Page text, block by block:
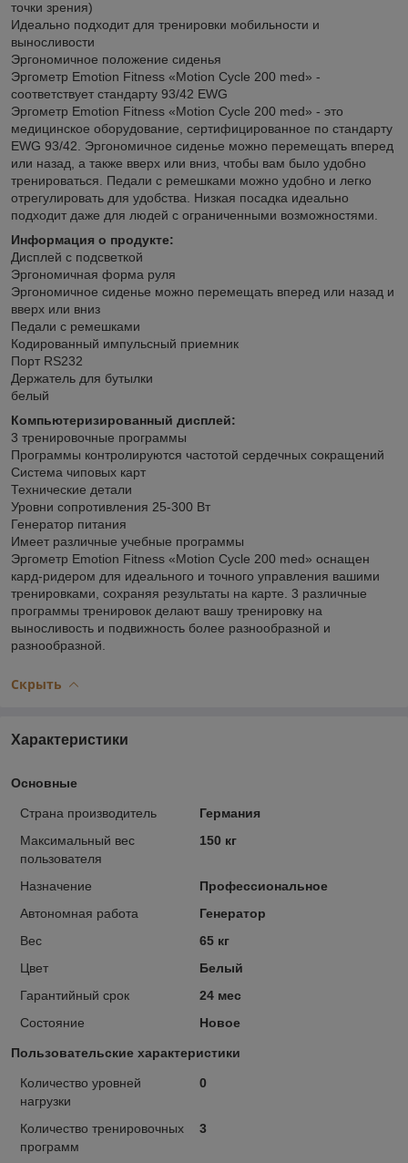
точки зрения)
Идеально подходит для тренировки мобильности и
выносливости
Эргономичное положение сиденья
Эргометр Emotion Fitness «Motion Cycle 200 med» -
соответствует стандарту 93/42 EWG
Эргометр Emotion Fitness «Motion Cycle 200 med» - это
медицинское оборудование, сертифицированное по стандарту
EWG 93/42. Эргономичное сиденье можно перемещать вперед
или назад, а также вверх или вниз, чтобы вам было удобно
тренироваться. Педали с ремешками можно удобно и легко
отрегулировать для удобства. Низкая посадка идеально
подходит даже для людей с ограниченными возможностями.
Информация о продукте:
Дисплей с подсветкой
Эргономичная форма руля
Эргономичное сиденье можно перемещать вперед или назад и
вверх или вниз
Педали с ремешками
Кодированный импульсный приемник
Порт RS232
Держатель для бутылки
белый
Компьютеризированный дисплей:
3 тренировочные программы
Программы контролируются частотой сердечных сокращений
Система чиповых карт
Технические детали
Уровни сопротивления 25-300 Вт
Генератор питания
Имеет различные учебные программы
Эргометр Emotion Fitness «Motion Cycle 200 med» оснащен
кард-ридером для идеального и точного управления вашими
тренировками, сохраняя результаты на карте. 3 различные
программы тренировок делают вашу тренировку на
выносливость и подвижность более разнообразной и
разнообразной.
Скрыть
Характеристики
Основные
Страна производитель
Германия
Максимальный вес
пользователя
150 кг
Назначение
Профессиональное
Автономная работа
Генератор
Вес
65 кг
Цвет
Белый
Гарантийный срок
24 мес
Состояние
Новое
Пользовательские характеристики
Количество уровней
нагрузки
0
Количество тренировочных
программ
3